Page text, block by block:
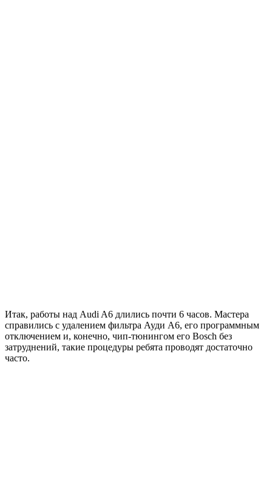
Итак, работы над Audi A6 длились почти 6 часов. Мастера
справились с удалением фильтра Ауди А6, его программным
отключением и, конечно, чип-тюнингом его Bosch без
затруднений, такие процедуры ребята проводят достаточно
часто.